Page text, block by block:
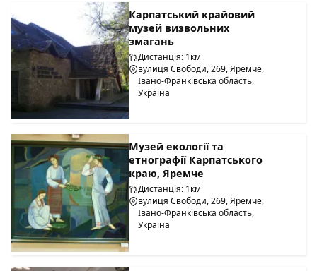
Карпатський крайовий
музей визвольних
змагань
Дистанція: 1км
вулиця Свободи, 269, Яремче,
Івано-Франківська область,
Україна
Музей екології та
етнографії Карпатського
краю, Яремче
Дистанція: 1км
вулиця Свободи, 269, Яремче,
Івано-Франківська область,
Україна